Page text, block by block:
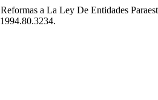
a La Ley De Entidades